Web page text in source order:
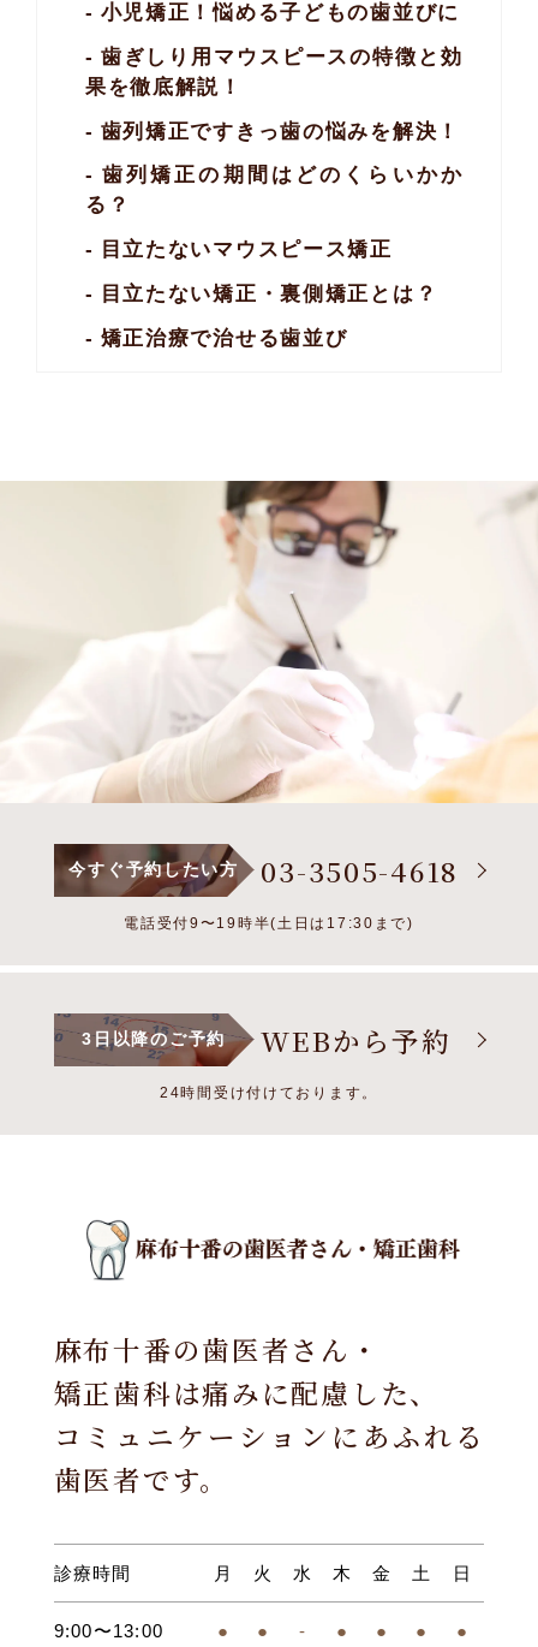
小児矯正！悩める子どもの歯並びに
歯ぎしり用マウスピースの特徴と効
果を徹底解説！
歯列矯正ですきっ歯の悩みを解決！
歯列矯正の期間はどのくらいかか
る？
目立たないマウスピース矯正
目立たない矯正・裏側矯正とは？
矯正治療で治せる歯並び
今すぐ予約したい方 03-3505-4618
電話受付9〜19時半(土日は17:30まで)
3日以降のご予約 WEBから予約
24時間受け付けております。
麻布十番の歯医者さん・
矯正歯科は痛みに配慮した、
コミュニケーションにあふれる
歯医者です。
診療時間 月 火 水 木 金 土 日
9:00〜13:00 ● ● - ● ● ● ●